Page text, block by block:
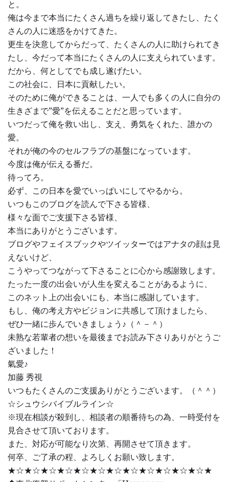
と。
俺は今まで本当にたくさん過ちを繰り返してきたし、たく
さんの人に迷惑をかけてきた。
更生を決意してからだって、たくさんの人に助けられてき
たし、今だって本当にたくさんの人に支えられています。
だから、何としてでも成し遂げたい。
この社会に、日本に貢献したい。
そのために俺ができることは、一人でも多くの人に自分の
生きざまで”愛”を伝えることだと思っています。
いつだって俺を救い出し、支え、勇気をくれた、誰かの
愛。
それが俺の今のセルフラブの基盤になっています。
今度は俺が伝える番だ。
待ってろ。
必ず、この日本を愛でいっぱいにしてやるから。
いつもこのブログを読んで下さる皆様、
様々な面でご支援下さる皆様、
本当にありがとうございます。
ブログやフェイスブックやツイッターではアナタの顔は見
えないけど、
こうやってつながって下さることに心から感謝致します。
たった一度の出会いが人生を変えることがあるように、
このネット上の出会いにも、本当に感謝しています。
もし、俺の考え方やビジョンに共感して頂けましたら、
ぜひ一緒に歩んでいきましょう♪（＾－＾）
未熟な若輩者の想いを最後までお読み下さりありがとうご
ざいました！
氣愛♪
加藤 秀視
いつもたくさんのご支援ありがとうございます。（＾＾）
☆シュウシバイブルライン☆
※現在相談が殺到し、相談者の順番待ちの為、一時受付を
見合させて頂いております。
また、対応が可能なり次第、再開させて頂きます。
何卒、ご了承の程、よろしくお願い致します。
★☆★☆★☆★☆★☆★☆★☆★☆★☆★☆★☆★☆★